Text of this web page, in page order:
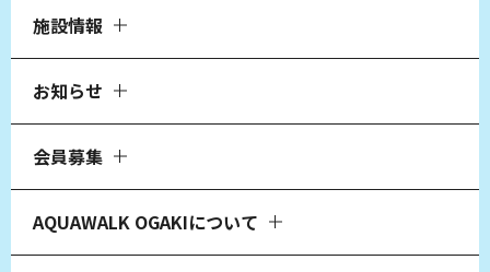
施設情報
お知らせ
会員募集
AQUAWALK OGAKIについて